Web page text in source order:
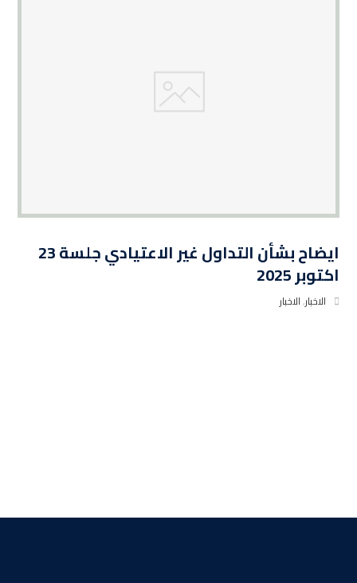
ايضاح بشأن التداول غير الاعتيادي جلسة 23
اكتوبر 2025
الاخبار,الاخبار